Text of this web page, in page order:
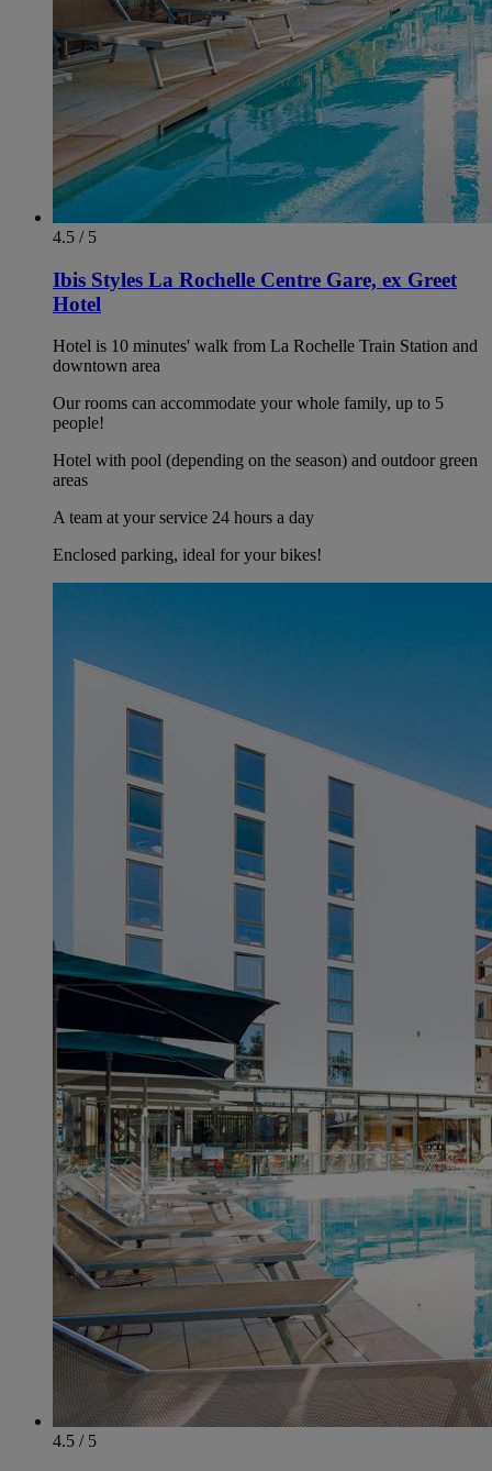
4.5 / 5
Ibis Styles La Rochelle Centre Gare, ex Greet
Hotel
Hotel is 10 minutes' walk from La Rochelle Train Station and
downtown area
Our rooms can accommodate your whole family, up to 5
people!
Hotel with pool (depending on the season) and outdoor green
areas
A team at your service 24 hours a day
Enclosed parking, ideal for your bikes!
4.5 / 5